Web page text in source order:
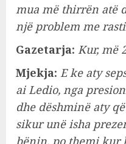
mua më thirrën atë
një problem me
Gazetarja: Kur, më
Mjekja: E ke aty
ai Ledio, nga
dhe dëshminë aty
sikur unë isha
bënin, po themi kur